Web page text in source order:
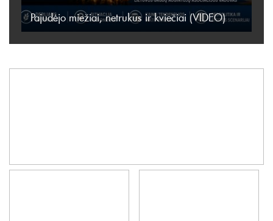
Pajudėjo miežiai, netrukus ir kviečiai (VIDEO)